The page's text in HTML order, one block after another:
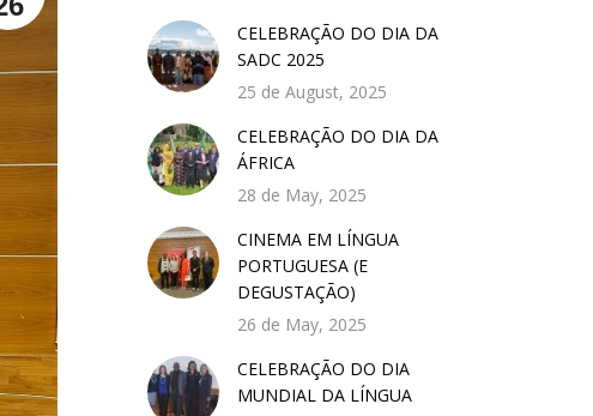
CELEBRAÇÃO DO DIA DA
SADC 2025
25 de August, 2025
CELEBRAÇÃO DO DIA DA
ÁFRICA
28 de May, 2025
CINEMA EM LÍNGUA
PORTUGUESA (E
DEGUSTAÇÃO)
26 de May, 2025
CELEBRAÇÃO DO DIA
MUNDIAL DA LÍNGUA